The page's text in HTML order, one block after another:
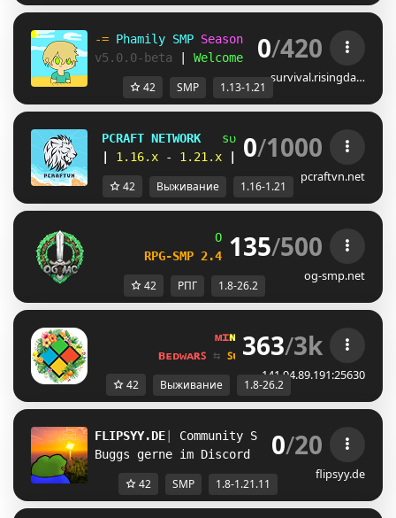
-= Phamily SMP Season 5 | [ 1.13 1.21
v5.0.0-beta
Welcome back!
0/420
survival.risingda…
42 SMP 1.13-1.21
PCRAFT NETWORK sᴜʀᴠɪᴠᴀʟ | sᴋʏʙʟᴏᴄᴋ
1.16.x - 1.21.x | ᴇᴄᴏ sᴍᴘ |
0/1000
pcraftvn.net
42 Выживание 1.16-1.21
OG -Network | 1.8 - 26.2
RPG-SMP 2.4
─ NEW DAILY QUESTS
135/500
og-smp.net
42 РПГ 1.8-26.2
ᴍɪɴᴇ ʟᴀ ɴᴅ ɴᴇᴛᴡᴏʀᴋ ☀
ʙᴇᴅᴡᴀʀꜱ ⇆ ꜱᴜʀᴠɪᴠᴀʟ ꜱᴍᴘ ⇆ ꜱᴋʏʙʟᴏᴄᴋ
363/3k
141.94.89.191:25630
42 Выживание 1.8-26.2
FLIPSYY.DE Community SMP | 1.8 - 1.21.11
Buggs gerne im Discord Reporten!
0/20
flipsyy.de
42 SMP 1.8-1.21.11